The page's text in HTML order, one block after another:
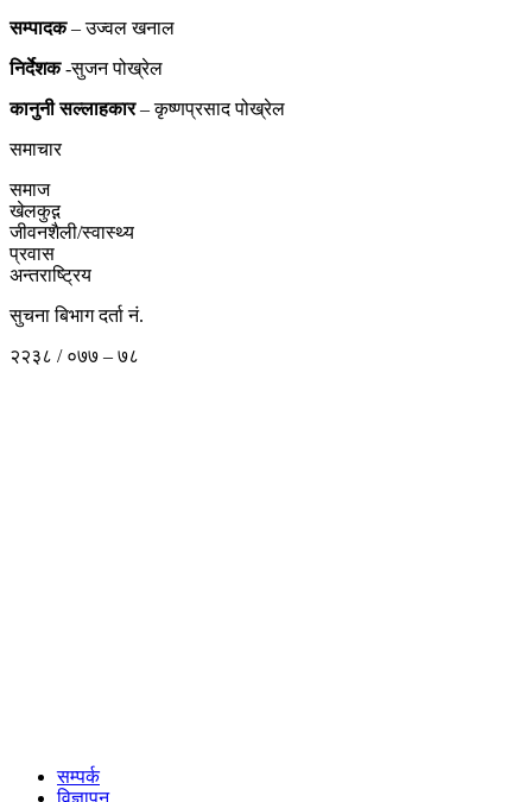
सम्पादक– उज्वल खनाल
निर्देशक-सुजन पोख्रेल
कानुनी सल्लाहकार– कृष्णप्रसाद पोख्रेल
समाचार
समाज
खेलकुद़़
जीवनशैली/स्वास्थ्य
प्रवास
अन्तराष्ट्रिय
सुचना बिभाग दर्ता नं.
२२३८ / ०७७ – ७८
सम्पर्क
विज्ञापन